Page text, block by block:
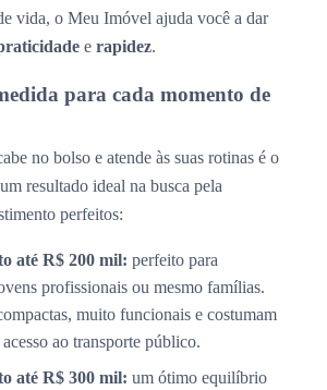
vida, o Meu Imóvel ajuda você a dar
e rapidez.
para cada momento de
no bolso e atende às suas rotinas é o
resultado ideal na busca pela
perfeitos:
até R$ 200 mil: perfeito para
profissionais ou mesmo famílias.
muito funcionais e costumam
ao transporte público.
até R$ 300 mil: um ótimo equilíbrio